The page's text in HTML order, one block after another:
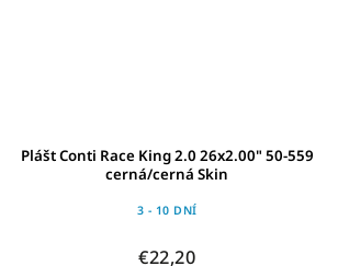
Plášt Conti Race King 2.0 26x2.00" 50-559
cerná/cerná Skin
3 - 10 DNÍ
€22,20